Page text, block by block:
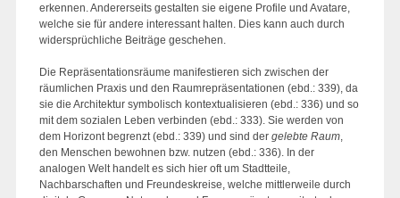
erkennen. Andererseits gestalten sie eigene Profile und Avatare,
welche sie für andere interessant halten. Dies kann auch durch
widersprüchliche Beiträge geschehen.
Die Repräsentationsräume manifestieren sich zwischen der
räumlichen Praxis und den Raumrepräsentationen (ebd.: 339), da
sie die Architektur symbolisch kontextualisieren (ebd.: 336) und so
mit dem sozialen Leben verbinden (ebd.: 333). Sie werden von
dem Horizont begrenzt (ebd.: 339) und sind der gelebte Raum,
den Menschen bewohnen bzw. nutzen (ebd.: 336). In der
analogen Welt handelt es sich hier oft um Stadtteile,
Nachbarschaften und Freundeskreise, welche mittlerweile durch